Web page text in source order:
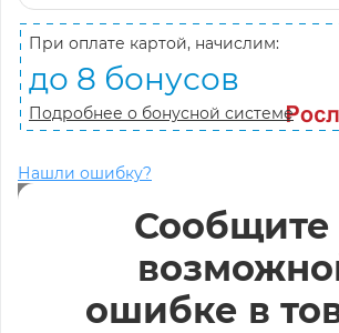
При оплате картой, начислим:
до 8 бонусов
Подробнее о бонусной системе
Нашли ошибку?
Сообщите
ошибке в